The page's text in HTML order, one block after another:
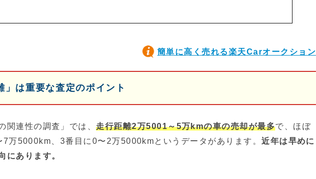
簡単に高く売れる楽天Carオークション
」は重要な査定のポイント
関連性の調査」では、走行距離2万5001～5万kmの車の売却が最多で、ほぼ
万5000km、3番目に0〜2万5000kmというデータがあります。近年は早めに
にあります。